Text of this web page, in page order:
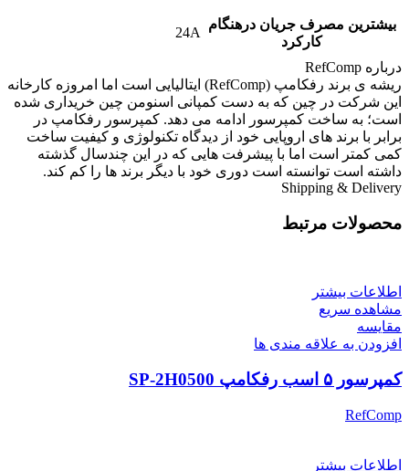
بیشترین مصرف جریان درهنگام
کارکرد
24A
درباره RefComp
ریشه ی برند رفکامپ (RefComp) ایتالیایی است اما امروزه کارخانه
این شرکت در چین که به دست کمپانی اسنومن چین خریداری شده
است؛ به ساخت کمپرسور ادامه می دهد. کمپرسور رفکامپ در
برابر با برند های اروپایی خود از دیدگاه تکنولوژی و کیفیت ساخت
کمی کمتر است اما با پیشرفت هایی که در این چندسال گذشته
داشته است توانسته است دوری خود با دیگر برند ها را کم کند.
Shipping & Delivery
محصولات مرتبط
اطلاعات بیشتر
مشاهده سریع
مقایسه
افزودن به علاقه مندی ها
کمپرسور ۵ اسب رفکامپ SP-2H0500
RefComp
اطلاعات بیشتر